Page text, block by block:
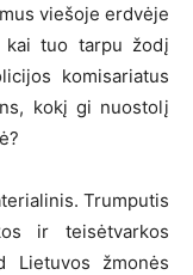
viešoje erdvėje
kai tuo tarpu žodį
komisariatus
kokį gi nuostolį
Trumputis
ir teisėtvarkos
Lietuvos žmonės